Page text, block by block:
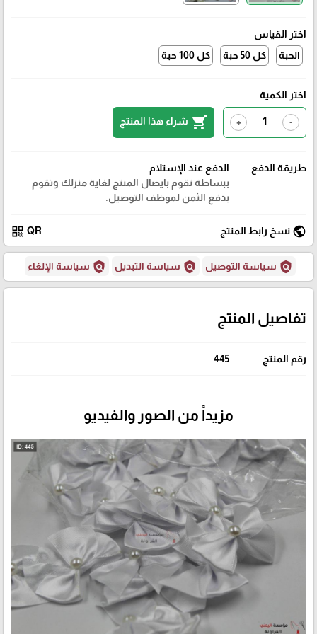
اختر القياس
الحبة
كل 50 حبة كل 100 حبة
اختر الكمية
-
+
shopping_cart شراء هذا المنتج
طريقة الدفع
الدفع عند الإستلام
ببساطة نقوم بايصال المنتج لغاية منزلك وتقوم
بدفع الثمن لموظف التوصيل.
public نسخ رابط المنتج QR
qr_code
policy سياسة التوصيل policy سياسة التبديل policy سياسة الإلغاء
تفاصيل المنتج
رقم المنتج 445
مزيداً من الصور والفيديو